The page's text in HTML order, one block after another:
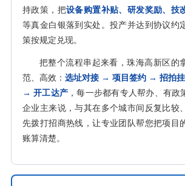
持政策，把设备购置补贴、研发奖励、技
等真金白银落到实处。投产并达到协议约
策按规定兑现。
把整个流程串起来看，珠海高新区的
范、高效： 选址对接 → 项目签约 → 招拍
→ 开工达产 ，每一步都有专人帮办、有政
企业主来说，与其在多个城市间反复比较
先拨打招商热线，让专业团队帮您把项目
账算清楚。